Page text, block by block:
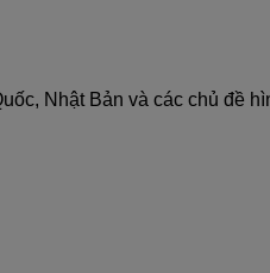
Nhật Bản và các chủ đề